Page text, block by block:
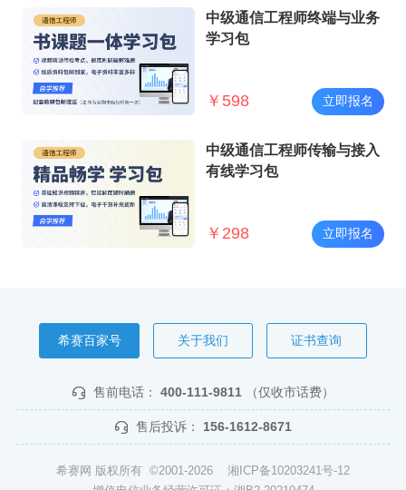
中级通信工程师终端与业务
学习包
￥ 598 立即报名
中级通信工程师传输与接入
有线学习包
￥ 298 立即报名
希赛百家号 关于我们 证书查询
售前电话： 400-111-9811 （仅收市话费）
售后投诉： 156-1612-8671
希赛网 版权所有 ©2001-2026 湘ICP备10203241号-12